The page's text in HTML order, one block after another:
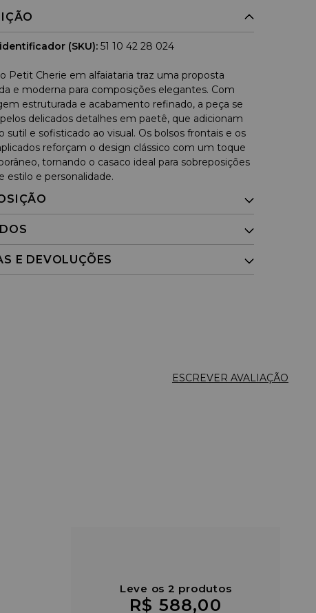
(SKU): 51 10 42 28 024
Petit Cherie em alfaiataria traz uma proposta
e moderna para composições elegantes. Com
estruturada e acabamento refinado, a peça se
delicados detalhes em paetê, que adicionam
sutil e sofisticado ao visual. Os bolsos frontais e os
reforçam o design clássico com um toque
tornando o casaco ideal para sobreposições
estilo e personalidade.
E DEVOLUÇÕES
ESCREVER AVALIAÇÃO
Leve os 2 produtos
R$ 588,00